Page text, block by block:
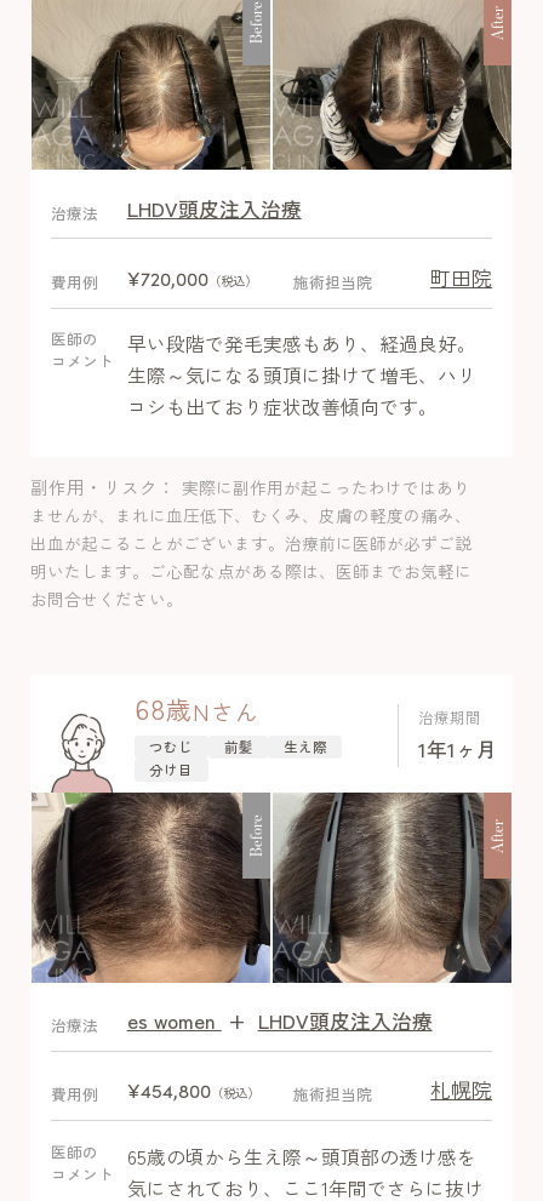
Before After
After
治療法 LHDV頭皮注入治療
費用例 ¥720,000（税込） 施術担当院 町田院
医師の
コメント
早い段階で発毛実感もあり、経過良好。
生際～気になる頭頂に掛けて増毛、ハリ
コシも出ており症状改善傾向です。
副作用・リスク
実際に副作用が起こったわけではあり
ませんが、まれに血圧低下、むくみ、皮膚の軽度の痛み、
出血が起こることがございます。治療前に医師が必ずご説
明いたします。ご心配な点がある際は、医師までお気軽に
お問合せください。
68歳Nさん
つむじ 前髪
生え際
分け目
治療期間
1年1ヶ月
Before After
After
治療法 es women + LHDV頭皮注入治療
費用例 ¥454,800（税込） 施術担当院 札幌院
医師の
コメント
65歳の頃から生え際～頭頂部の透け感を
気にされており、ここ1年間でさらに抜け